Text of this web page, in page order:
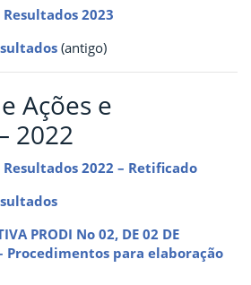
2023
(antigo)
Ações e
2022
2022 – Retificado
PRODI No 02, DE 02 DE
– Procedimentos para elaboração